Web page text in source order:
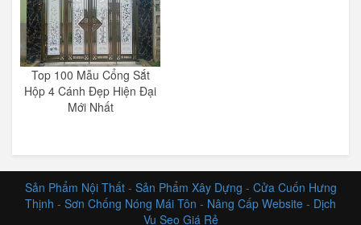
Top 100 Mẫu Cổng Sắt
Hộp 4 Cánh Đẹp Hiện Đại
Mới Nhất
Sản Phẩm Nội Thất- Sản Phẩm Xây Dựng - Cửa Cuốn Hưng
Thịnh - Sơn Chống Nóng Mái Tôn - Nâng Cấp Website - Dịch
Vụ Seo Giá Rẻ